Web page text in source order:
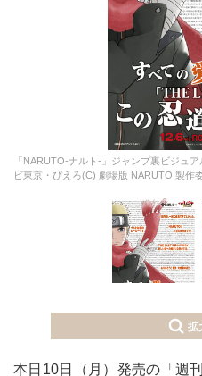
「NARUTO-ナルト-」ジャンプ裏ビジュ
ビ東京・ぴえろ(C) 劇場版 NARUTO 製作
拡
本日10日（月）発売の「週